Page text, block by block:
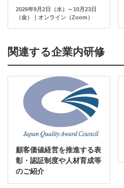
2026年9月2日（水）～10月23日
（金）｜オンライン（Zoom）
関連する企業内研修
顧客価値経営を推進する表
彰・認証制度や人材育成等
のご紹介